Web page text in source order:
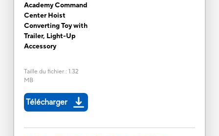
Academy Command
Center Hoist
Converting Toy with
Trailer, Light-Up
Accessory
Taille du fichier: 1.32
MB
Télécharger